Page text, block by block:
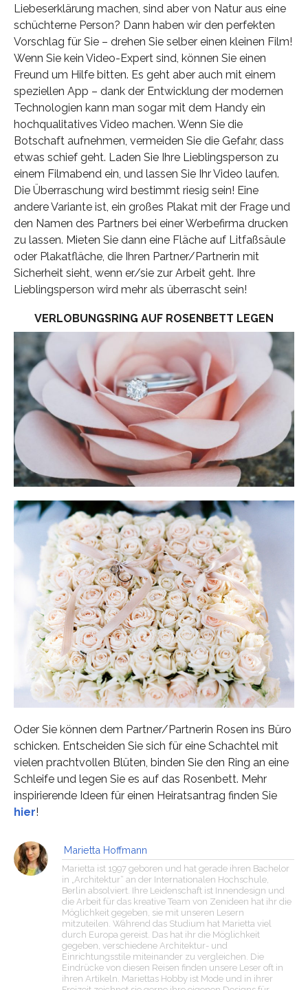
Liebeserklärung machen, sind aber von Natur aus eine
schüchterne Person? Dann haben wir den perfekten
Vorschlag für Sie – drehen Sie selber einen kleinen Film!
Wenn Sie kein Video-Expert sind, können Sie einen
Freund um Hilfe bitten. Es geht aber auch mit einem
speziellen App – dank der Entwicklung der modernen
Technologien kann man sogar mit dem Handy ein
hochqualitatives Video machen. Wenn Sie die
Botschaft aufnehmen, vermeiden Sie die Gefahr, dass
etwas schief geht. Laden Sie Ihre Lieblingsperson zu
einem Filmabend ein, und lassen Sie Ihr Video laufen.
Die Überraschung wird bestimmt riesig sein! Eine
andere Variante ist, ein großes Plakat mit der Frage und
den Namen des Partners bei einer Werbefirma drucken
zu lassen. Mieten Sie dann eine Fläche auf Litfaßsäule
oder Plakatfläche, die Ihren Partner/Partnerin mit
Sicherheit sieht, wenn er/sie zur Arbeit geht. Ihre
Lieblingsperson wird mehr als überrascht sein!
VERLOBUNGSRING AUF ROSENBETT LEGEN
Oder Sie können dem Partner/Partnerin Rosen ins Büro
schicken. Entscheiden Sie sich für eine Schachtel mit
vielen prachtvollen Blüten, binden Sie den Ring an eine
Schleife und legen Sie es auf das Rosenbett. Mehr
inspirierende Ideen für einen Heiratsantrag finden Sie
hier!
Marietta Hoffmann
Marietta ist 1997 geboren und hat gerade ihren Bachelor
in „Architektur“ an der Internationalen Hochschule,
Berlin absolviert. Ihre Leidenschaft ist Innendesign und
die Arbeit für das kreative Team von Zenideen hat ihr die
Möglichkeit gegeben, sie mit unseren Lesern
mitzuteilen. Während das Studium hat Marietta viel
durch Europa gereist. Das hat ihr die Möglichkeit
gegeben, verschiedene Architektur- und
Einrichtungsstile miteinander zu vergleichen. Die
Eindrücke von diesen Reisen finden unsere Leser oft in
ihren Artikeln. Mariettas Hobby ist Mode und in ihrer